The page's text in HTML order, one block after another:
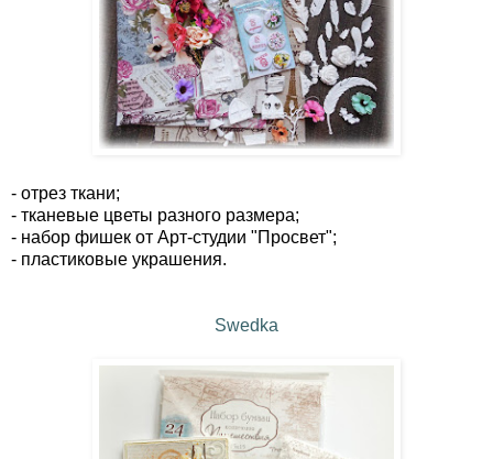
- отрез ткани;
- тканевые цветы разного размера;
- набор фишек от Арт-студии "Просвет";
- пластиковые украшения.
Swedka